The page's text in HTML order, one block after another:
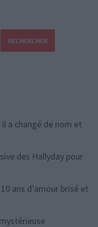
RECHERCHER
a changé de nom et
des Hallyday pour
ans d’amour brisé et